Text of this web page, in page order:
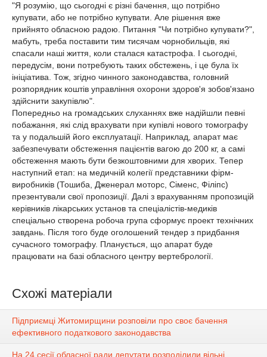
"Я розумію, що сьогодні є різні бачення, що потрібно
купувати, або не потрібно купувати. Але рішення вже
прийнято обласною радою. Питання "Чи потрібно купувати?",
мабуть, треба поставити тим тисячам чорнобильців, які
спасали наші життя, коли сталася катастрофа. І сьогодні,
передусім, вони потребують таких обстежень, і це була їх
ініціатива. Тож, згідно чинного законодавства, головний
розпорядник коштів управління охорони здоров'я зобов'язано
здійснити закупівлю".
Попередньо на громадських слуханнях вже надійшли певні
побажання, які слід врахувати при купівлі нового томографу
та у подальшій його експлуатації. Наприклад, апарат має
забезпечувати обстеження пацієнтів вагою до 200 кг, а самі
обстеження мають бути безкоштовними для хворих. Тепер
наступний етап: на медичній колегії представники фірм-
виробників (Тошиба, Дженерал моторс, Сіменс, Філіпс)
презентували свої пропозиції. Далі з врахуванням пропозицій
керівників лікарських установ та спеціалістів-медиків
спеціально створена робоча група сформує проект технічних
завдань. Після того буде оголошений тендер з придбання
сучасного томографу. Планується, що апарат буде
працювати на базі обласного центру вертебрології.
Схожі матеріали
Підприємці Житомирщини розповіли про своє бачення
ефективного податкового законодавства
На 24 сесії обласної ради депутати розподілили вільні